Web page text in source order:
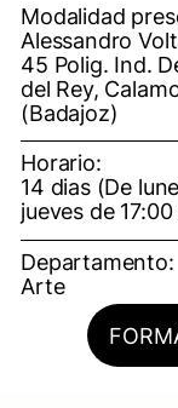
Modalidad
Alessandro
45 Polig. Ind.
del Rey,
(Badajoz)
Horario:
14 dias (De
jueves de
Departamento:
Arte